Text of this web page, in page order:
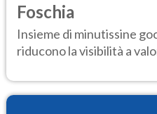
Foschia
Insieme di minutissine
riducono la visibilità a